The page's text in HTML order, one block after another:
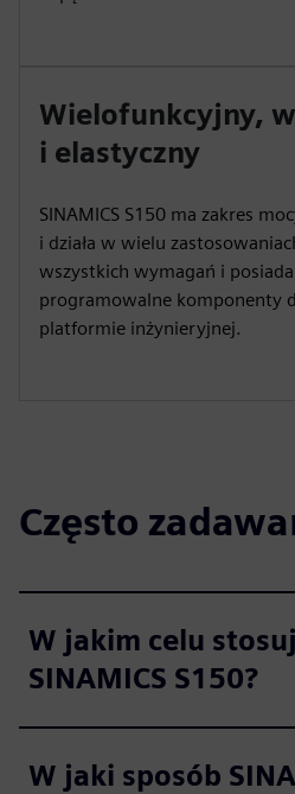
Wielofunkcyjny,
i elastyczny
SINAMICS S150 ma zakres
i działa w wielu
wszystkich wymagań i
programowalne komponenty
platformie inżynieryjnej.
Często
W jakim celu
SINAMICS S150?
W jaki sposób